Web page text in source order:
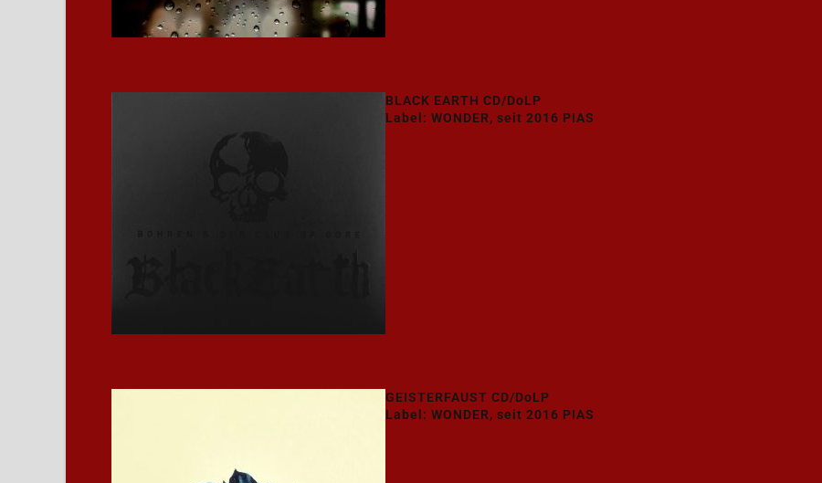
BLACK EARTH CD/DoLP
Label: WONDER, seit 2016 PIAS
GEISTERFAUST CD/DoLP
Label: WONDER, seit 2016 PIAS